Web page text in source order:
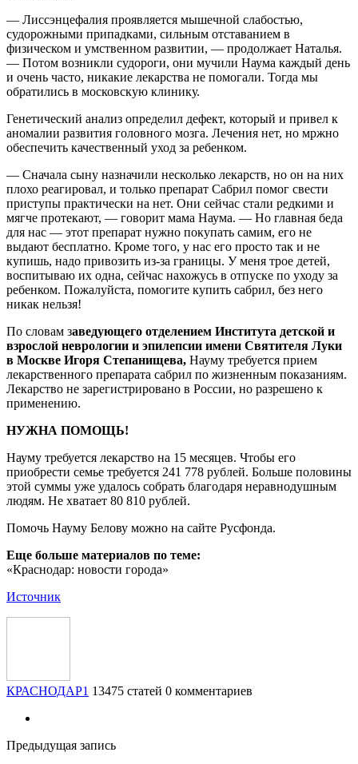
— Лиссэнцефалия проявляется мышечной слабостью,
судорожными припадками, сильным отставанием в
физическом и умственном развитии, — продолжает Наталья.
— Потом возникли судороги, они мучили Наума каждый день
и очень часто, никакие лекарства не помогали. Тогда мы
обратились в московскую клинику.
Генетический анализ определил дефект, который и привел к
аномалии развития головного мозга. Лечения нет, но мржно
обеспечить качественный уход за ребенком.
— Сначала сыну назначили несколько лекарств, но он на них
плохо реагировал, и только препарат Сабрил помог свести
приступы практически на нет. Они сейчас стали редкими и
мягче протекают, — говорит мама Наума. — Но главная беда
для нас — этот препарат нужно покупать самим, его не
выдают бесплатно. Кроме того, у нас его просто так и не
купишь, надо привозить из-за границы. У меня трое детей,
воспитываю их одна, сейчас нахожусь в отпуске по уходу за
ребенком. Пожалуйста, помогите купить сабрил, без него
никак нельзя!
По словам заведующего отделением Института детской и
взрослой неврологии и эпилепсии имени Святителя Луки
в Москве Игоря Степанищева, Науму требуется прием
лекарственного препарата сабрил по жизненным показаниям.
Лекарство не зарегистрировано в России, но разрешено к
применению.
НУЖНА ПОМОЩЬ!
Науму требуется лекарство на 15 месяцев. Чтобы его
приобрести семье требуется 241 778 рублей. Больше половины
этой суммы уже удалось собрать благодаря неравнодушным
людям. Не хватает 80 810 рублей.
Помочь Науму Белову можно на сайте Русфонда.
Еще больше материалов по теме:
«Краснодар: новости города»
Источник
КРАСНОДАР1 13475 статей 0 комментариев
Предыдущая запись